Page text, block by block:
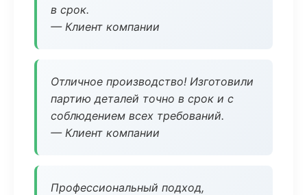
в срок.
— Клиент компании
Отличное производство! Изготовили
партию деталей точно в срок и с
соблюдением всех требований.
— Клиент компании
Профессиональный подход,